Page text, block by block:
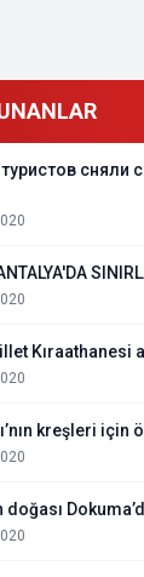
туристов сняли
Kıraathanesi
kreşleri için
doğası